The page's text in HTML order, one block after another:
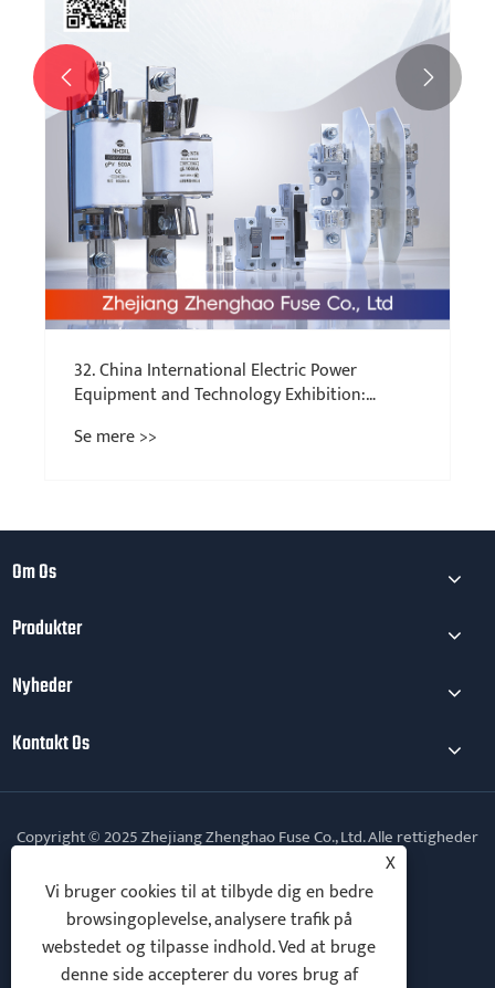
32. China International Electric Power
Equipment and Technology Exhibition:
strømteknologi
Se mere >>
 
Om Os
Produkter
Nyheder
Kontakt Os
Copyright © 2025 Zhejiang Zhenghao Fuse Co., Ltd. Alle rettigheder
Follow Us
X
Vi bruger cookies til at tilbyde dig en bedre
browsingoplevelse, analysere trafik på
webstedet og tilpasse indhold. Ved at bruge
denne side accepterer du vores brug af